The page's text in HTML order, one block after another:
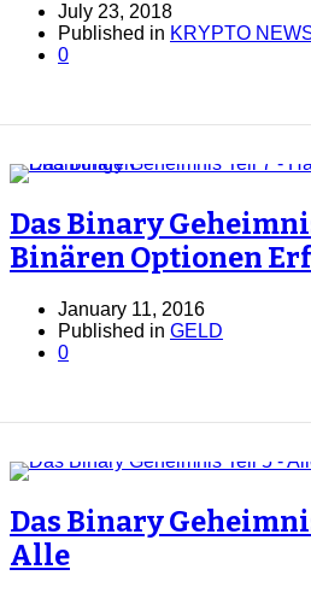
July 23, 2018
Published in KRYPTO
0
Das Binary
Binären Optionen
January 11, 2016
Published in GELD
0
Das Binary
Alle